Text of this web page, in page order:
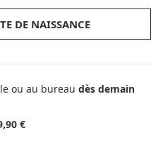
DE NAISSANCE
ou au bureau dès demain
€